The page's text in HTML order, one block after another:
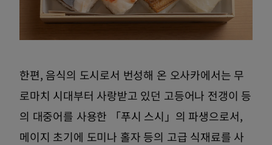
한편, 음식의 도시로서 번성해 온 오사카에서는 무
로마치 시대부터 사랑받고 있던 고등어나 전갱이 등
의 대중어를 사용한 「푸시 스시」의 파생으로서,
메이지 초기에 도미나 홀자 등의 고급 식재료를 사